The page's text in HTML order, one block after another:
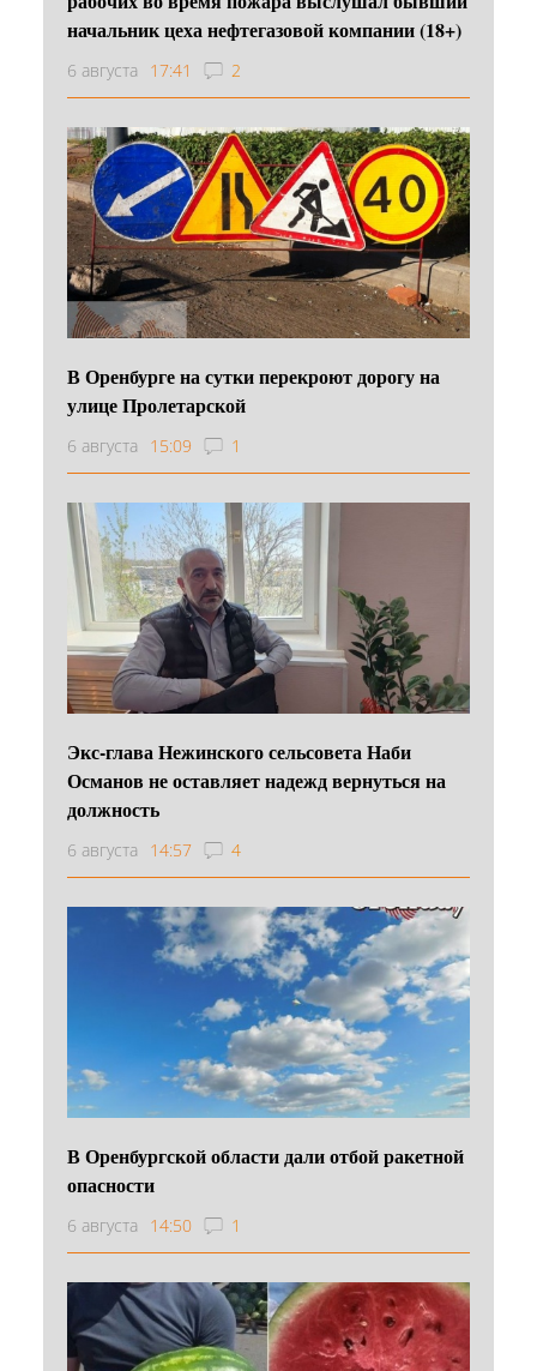
начальник цеха нефтегазовой компании (18+)
6 августа 17:41 2
В Оренбурге на сутки перекроют дорогу на
улице Пролетарской
6 августа 15:09 1
Экс-глава Нежинского сельсовета Наби
Османов не оставляет надежд вернуться на
должность
6 августа 14:57 4
В Оренбургской области дали отбой ракетной
опасности
6 августа 14:50 1